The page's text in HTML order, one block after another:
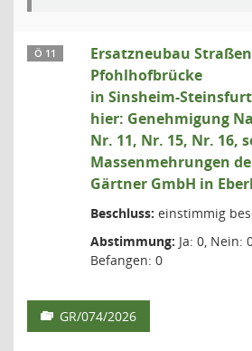
Ö 11
Ersatzneubau
Pfohlhofbrücke
in Sinsheim-Steinsfurt
hier: Genehmigung
Nr. 11, Nr. 15, Nr. 16,
Massenmehrungen
Gärtner GmbH in
Beschluss: einstimmig
Abstimmung: Ja: 0, Nein:
Befangen: 0
GR/074/2026